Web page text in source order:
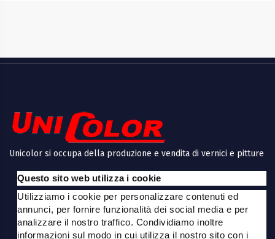
Unicolor si occupa della produzione e vendita di vernici e pitture
prodotti per restauro, decori, oggetti in legno e polistirolo,
articoli per bomboniere e tanto altro a Modena.
Info
Questo sito web utilizza i cookie
Utilizziamo i cookie per personalizzare contenuti ed
annunci, per fornire funzionalità dei social media e per
analizzare il nostro traffico. Condividiamo inoltre
informazioni sul modo in cui utilizza il nostro sito con i